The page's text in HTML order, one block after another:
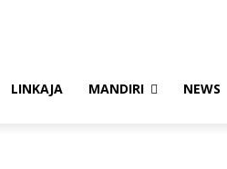
LINKAJA MANDIRI NEWS